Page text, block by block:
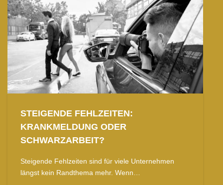
STEIGENDE FEHLZEITEN:
KRANKMELDUNG ODER
SCHWARZARBEIT?
Steigende Fehlzeiten sind für viele Unternehmen
längst kein Randthema mehr. Wenn…